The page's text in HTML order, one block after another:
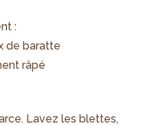
:
de baratte
râpé
Lavez les blettes,